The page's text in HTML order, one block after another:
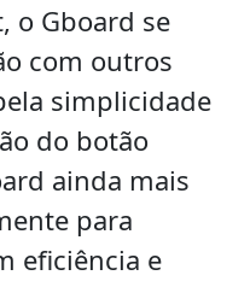
o Gboard se
com outros
simplicidade
do botão
ainda mais
para
eficiência e